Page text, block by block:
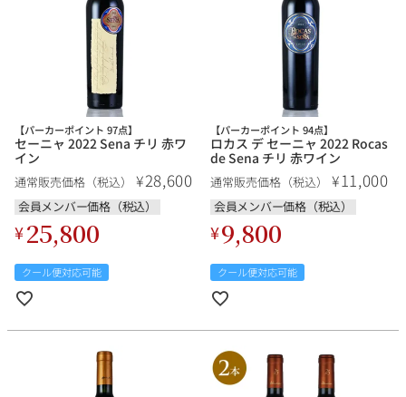
【パーカーポイント 97点】
セーニャ 2022 Sena チリ 赤ワ
イン
通常販売価格（税込） ¥28,600
会員メンバー価格（税込）
¥25,800
クール便対応可能
【パーカーポイント 94点】
ロカス デ セーニャ 2022 Rocas
de Sena チリ 赤ワイン
通常販売価格（税込） ¥11,000
会員メンバー価格（税込）
¥9,800
クール便対応可能